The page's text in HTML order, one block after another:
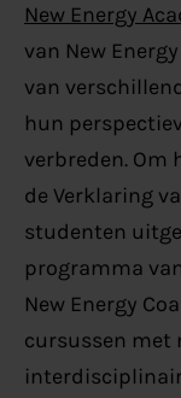
New Energy
van New
van
hun
verbreden. Om
de Verklaring
studenten
programma
New Energy
cursussen met